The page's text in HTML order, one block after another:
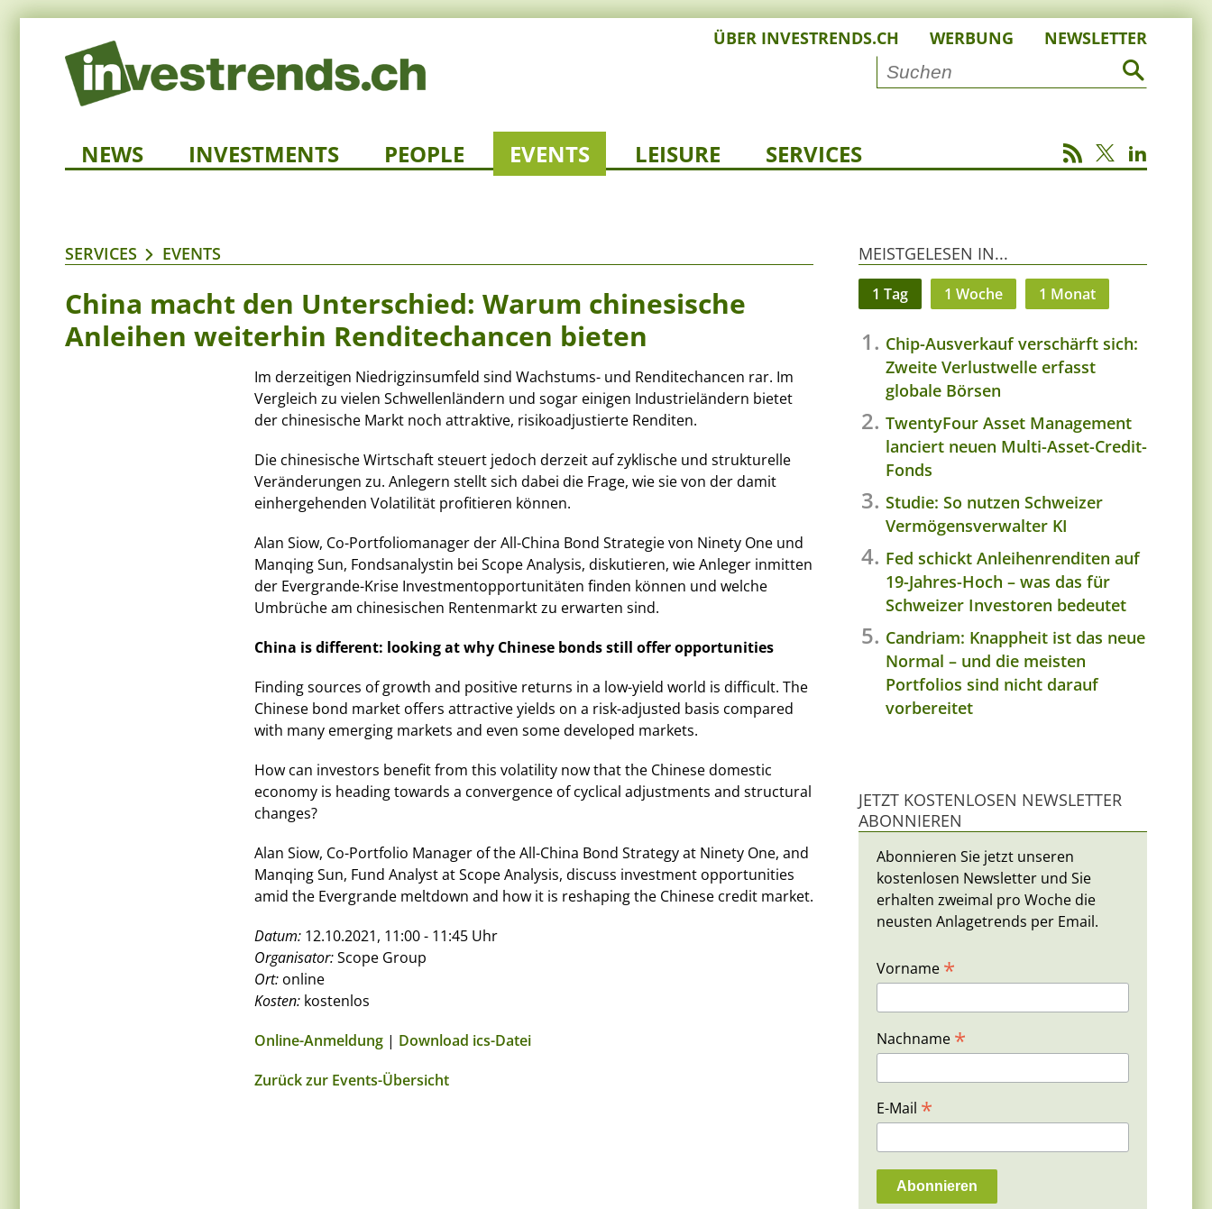
ÜBER INVESTRENDS.CH WERBUNG NEWSLETTER
NEWS INVESTMENTS PEOPLE EVENTS LEISURE SERVICES
SERVICES EVENTS
China macht den Unterschied: Warum chinesische
Anleihen weiterhin Renditechancen bieten
Im derzeitigen Niedrigzinsumfeld sind Wachstums- und Renditechancen rar. Im
Vergleich zu vielen Schwellenländern und sogar einigen Industrieländern bietet
der chinesische Markt noch attraktive, risikoadjustierte Renditen.
Die chinesische Wirtschaft steuert jedoch derzeit auf zyklische und strukturelle
Veränderungen zu. Anlegern stellt sich dabei die Frage, wie sie von der damit
einhergehenden Volatilität profitieren können.
Alan Siow, Co-Portfoliomanager der All-China Bond Strategie von Ninety One und
Manqing Sun, Fondsanalystin bei Scope Analysis, diskutieren, wie Anleger inmitten
der Evergrande-Krise Investmentopportunitäten finden können und welche
Umbrüche am chinesischen Rentenmarkt zu erwarten sind.
China is different: looking at why Chinese bonds still offer opportunities
Finding sources of growth and positive returns in a low-yield world is difficult. The
Chinese bond market offers attractive yields on a risk-adjusted basis compared
with many emerging markets and even some developed markets.
How can investors benefit from this volatility now that the Chinese domestic
economy is heading towards a convergence of cyclical adjustments and structural
changes?
Alan Siow, Co-Portfolio Manager of the All-China Bond Strategy at Ninety One, and
Manqing Sun, Fund Analyst at Scope Analysis, discuss investment opportunities
amid the Evergrande meltdown and how it is reshaping the Chinese credit market.
Datum: 12.10.2021, 11:00 - 11:45 Uhr
Organisator:Scope Group
Ort: online
Kosten: kostenlos
Online-Anmeldung | Download ics-Datei
Zurück zur Events-Übersicht
MEISTGELESEN IN...
1 Tag 1 Woche 1 Monat
Chip-Ausverkauf verschärft sich:
Zweite Verlustwelle erfasst
globale Börsen
TwentyFour Asset Management
lanciert neuen Multi-Asset-Credit-
Fonds
Studie: So nutzen Schweizer
Vermögensverwalter KI
Fed schickt Anleihenrenditen auf
19-Jahres-Hoch – was das für
Schweizer Investoren bedeutet
Candriam: Knappheit ist das neue
Normal – und die meisten
Portfolios sind nicht darauf
vorbereitet
JETZT KOSTENLOSEN NEWSLETTER
ABONNIEREN
Abonnieren Sie jetzt unseren
kostenlosen Newsletter und Sie
erhalten zweimal pro Woche die
neusten Anlagetrends per Email.
Vorname *
Nachname *
E-Mail *